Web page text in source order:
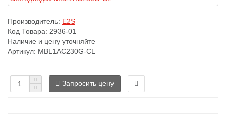
Производитель: E2S
Код Товара: 2936-01
Наличие и цену уточняйте
Артикул: MBL1AC230G-CL
Запросить цену